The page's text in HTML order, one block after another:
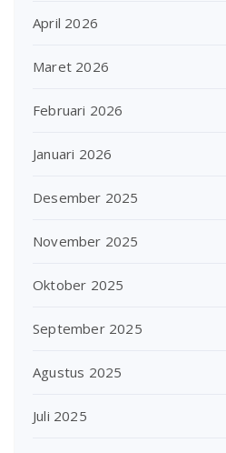
April 2026
Maret 2026
Februari 2026
Januari 2026
Desember 2025
November 2025
Oktober 2025
September 2025
Agustus 2025
Juli 2025